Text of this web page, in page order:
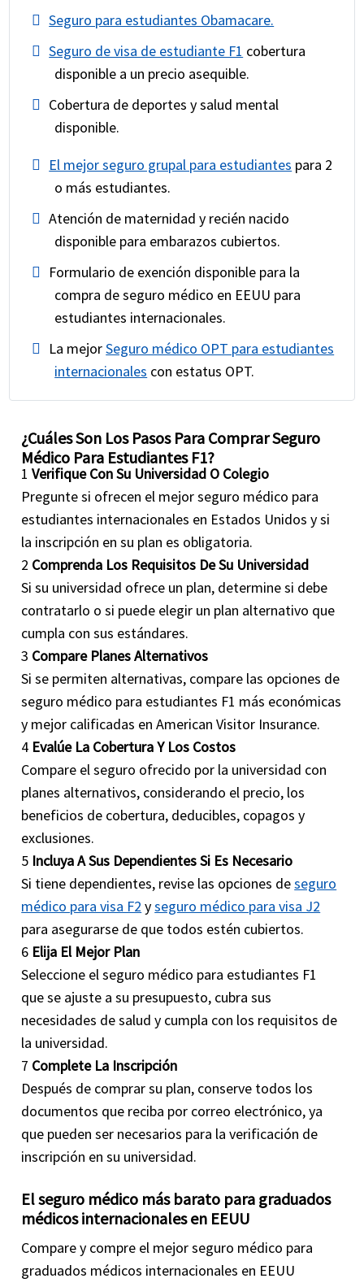
Seguro para estudiantes Obamacare.
Seguro de visa de estudiante F1 cobertura
disponible a un precio asequible.
Cobertura de deportes y salud mental
disponible.
El mejor seguro grupal para estudiantes para 2
o más estudiantes.
Atención de maternidad y recién nacido
disponible para embarazos cubiertos.
Formulario de exención disponible para la
compra de seguro médico en EEUU para
estudiantes internacionales.
La mejorSeguro médico OPT para estudiantes
internacionales con estatus OPT.
¿Cuáles Son Los Pasos Para Comprar Seguro
Médico Para Estudiantes F1?
1 Verifique Con Su Universidad O Colegio
Pregunte si ofrecen el mejor seguro médico para
estudiantes internacionales en Estados Unidos y si
la inscripción en su plan es obligatoria.
2 Comprenda Los Requisitos De Su Universidad
Si su universidad ofrece un plan, determine si debe
contratarlo o si puede elegir un plan alternativo que
cumpla con sus estándares.
3 Compare Planes Alternativos
Si se permiten alternativas, compare las opciones de
seguro médico para estudiantes F1 más económicas
y mejor calificadas en American Visitor Insurance.
4 Evalúe La Cobertura Y Los Costos
Compare el seguro ofrecido por la universidad con
planes alternativos, considerando el precio, los
beneficios de cobertura, deducibles, copagos y
exclusiones.
5 Incluya A Sus Dependientes Si Es Necesario
Si tiene dependientes, revise las opciones deseguro
médico para visa F2 yseguro médico para visa J2
para asegurarse de que todos estén cubiertos.
6 Elija El Mejor Plan
Seleccione el seguro médico para estudiantes F1
que se ajuste a su presupuesto, cubra sus
necesidades de salud y cumpla con los requisitos de
la universidad.
7 Complete La Inscripción
Después de comprar su plan, conserve todos los
documentos que reciba por correo electrónico, ya
que pueden ser necesarios para la verificación de
inscripción en su universidad.
El seguro médico más barato para graduados
médicos internacionales en EEUU
Compare y compre el mejor seguro médico para
graduados médicos internacionales en EEUU